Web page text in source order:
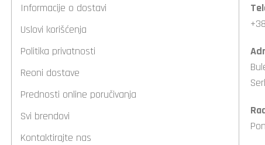
Informacije o dostavi
Uslovi korišćenja
Politika privatnosti
Reoni dostave
Prednosti online poručivanja
Svi brendovi
Kontaktirajte nas